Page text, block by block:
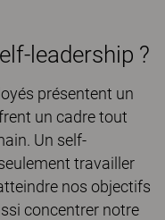
leadership ?
présentent un
un cadre tout
Un self-
travailler
nos objectifs
concentrer notre